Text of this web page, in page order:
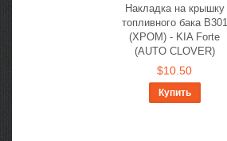
Накладка на крышку
топливного бака B301
(ХРОМ) - KIA Forte
(AUTO CLOVER)
$10.50
Купить